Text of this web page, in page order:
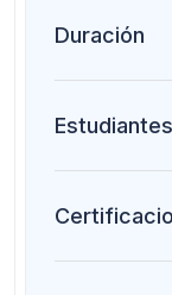
Duración
Estudiantes